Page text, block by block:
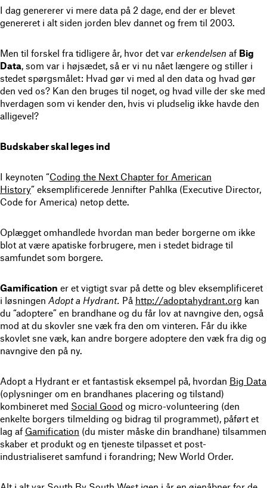
I dag genererer vi mere data på 2 dage, end der er blevet
genereret i alt siden jorden blev dannet og frem til 2003.
Men til forskel fra tidligere år, hvor det var erkendelsen af Big
Data, som var i højsædet, så er vi nu nået længere og stiller i
stedet spørgsmålet: Hvad gør vi med al den data og hvad gør
den ved os? Kan den bruges til noget, og hvad ville der ske med
hverdagen som vi kender den, hvis vi pludselig ikke havde den
alligevel?
Budskaber skal leges ind
I keynoten “Coding the Next Chapter for American
History” eksemplificerede Jennifter Pahlka (Executive Director,
Code for America) netop dette.
Oplægget omhandlede hvordan man beder borgerne om ikke
blot at være apatiske forbrugere, men i stedet bidrage til
samfundet som borgere.
Gamification er et vigtigt svar på dette og blev eksemplificeret
i løsningen Adopt a Hydrant. På http://adoptahydrant.org kan
du “adoptere” en brandhane og du får lov at navngive den, også
mod at du skovler sne væk fra den om vinteren. Får du ikke
skovlet sne væk, kan andre borgere adoptere den væk fra dig og
navngive den på ny.
Adopt a Hydrant er et fantastisk eksempel på, hvordan Big Data
(oplysninger om en brandhanes placering og tilstand)
kombineret med Social Good og micro-volunteering (den
enkelte borgers tilmelding og bidrag til programmet), påført et
lag af Gamification (du mister måske din brandhane) tilsammen
skaber et produkt og en tjeneste tilpasset et post-
industrialiseret samfund i forandring; New World Order.